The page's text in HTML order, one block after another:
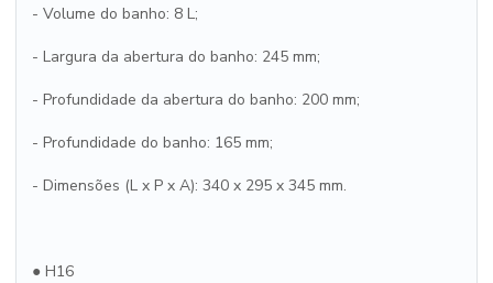
- Volume do banho: 8 L;
- Largura da abertura do banho: 245 mm;
- Profundidade da abertura do banho: 200 mm;
- Profundidade do banho: 165 mm;
- Dimensões (L x P x A): 340 x 295 x 345 mm.
● H16